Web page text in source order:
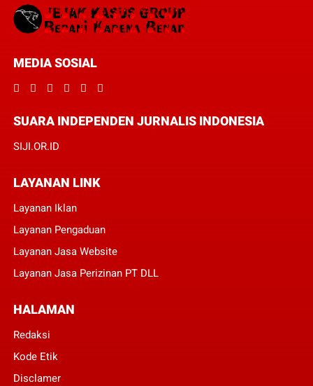
MEDIA SOSIAL
SUARA INDEPENDEN JURNALIS INDONESIA
SIJI.OR.ID
LAYANAN LINK
Layanan Iklan
Layanan Pengaduan
Layanan Jasa Website
Layanan Jasa Perizinan PT DLL
HALAMAN
Redaksi
Kode Etik
Disclamer